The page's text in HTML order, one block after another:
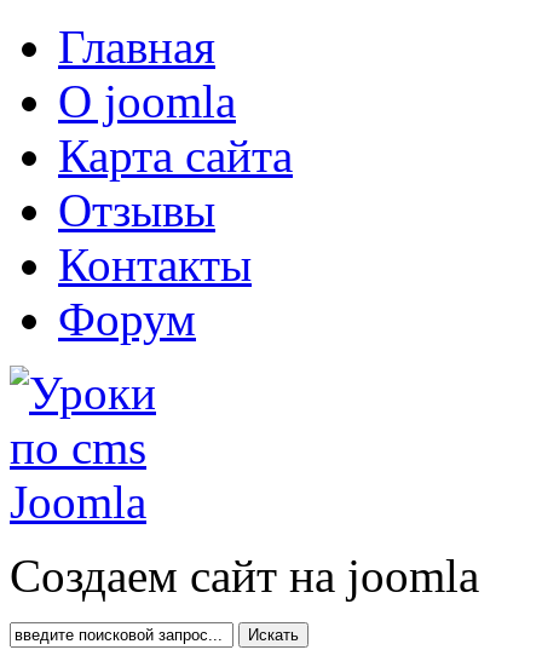
Главная
О joomla
Карта сайта
Отзывы
Контакты
Форум
Создаем сайт на joomla
Искать